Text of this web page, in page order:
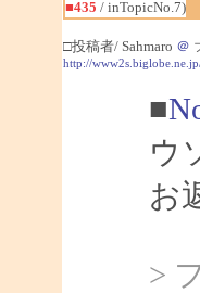
■435 / inTopicNo.7)
□投稿者/ Sahmaro ＠
http://
■
ウ
お
>